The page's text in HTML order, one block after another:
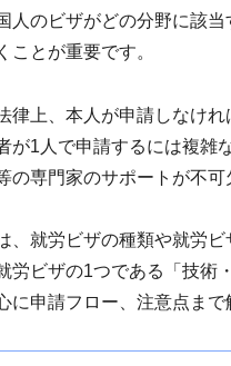
人のビザがどの分野に該当
ことが重要です。
律上、本人が申請しなけれ
が1人で申請するには複雑
の専門家のサポートが不可
、就労ビザの種類や就労
労ビザの1つである「技術
に申請フロー、注意点まで